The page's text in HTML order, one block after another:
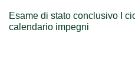
Esame di stato conclusivo I
calendario impegni